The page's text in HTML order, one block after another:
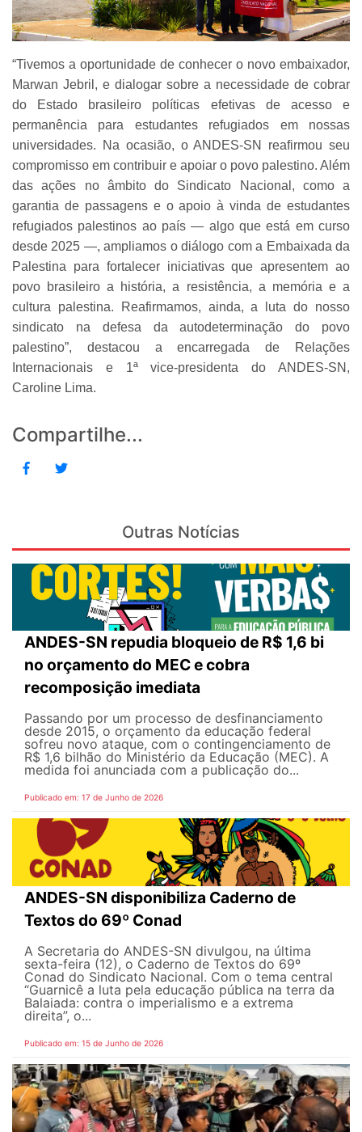
“Tivemos a oportunidade de conhecer o novo embaixador,
Marwan Jebril, e dialogar sobre a necessidade de cobrar
do Estado brasileiro políticas efetivas de acesso e
permanência para estudantes refugiados em nossas
universidades. Na ocasião, o ANDES-SN reafirmou seu
compromisso em contribuir e apoiar o povo palestino. Além
das ações no âmbito do Sindicato Nacional, como a
garantia de passagens e o apoio à vinda de estudantes
refugiados palestinos ao país — algo que está em curso
desde 2025 —, ampliamos o diálogo com a Embaixada da
Palestina para fortalecer iniciativas que apresentem ao
povo brasileiro a história, a resistência, a memória e a
cultura palestina. Reafirmamos, ainda, a luta do nosso
sindicato na defesa da autodeterminação do povo
palestino”, destacou a encarregada de Relações
Internacionais e 1ª vice-presidenta do ANDES-SN,
Caroline Lima.
Compartilhe...
Outras Notícias
ANDES-SN repudia bloqueio de R$ 1,6 bi
no orçamento do MEC e cobra
recomposição imediata
Passando por um processo de desfinanciamento
desde 2015, o orçamento da educação federal
sofreu novo ataque, com o contingenciamento de
R$ 1,6 bilhão do Ministério da Educação (MEC). A
medida foi anunciada com a publicação do...
Publicado em: 17 de Junho de 2026
ANDES-SN disponibiliza Caderno de
Textos do 69º Conad
A Secretaria do ANDES-SN divulgou, na última
sexta-feira (12), o Caderno de Textos do 69º
Conad do Sindicato Nacional. Com o tema central
“Guarnicê a luta pela educação pública na terra da
Balaiada: contra o imperialismo e a extrema
direita”, o...
Publicado em: 15 de Junho de 2026